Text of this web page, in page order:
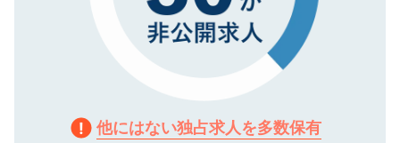
他にはない独占求人を多数保有